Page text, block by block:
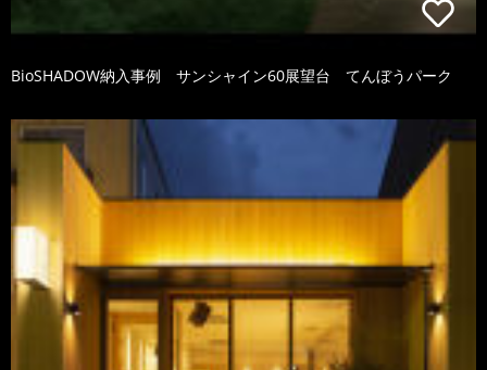
BioSHADOW納入事例 サンシャイン60展望台 てんぼうパーク